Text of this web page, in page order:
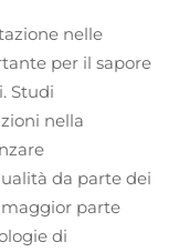
nelle
per il sapore
Studi
nella
da parte dei
parte
di